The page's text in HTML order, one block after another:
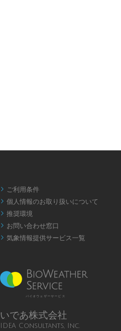
 ご利用条件
 個人情報のお取り扱いについて
 推奨環境
 お問い合わせ窓口
 気象情報提供サービス一覧
バイオウェザーサービス
いであ株式会社
IDEA Consultants, Inc.